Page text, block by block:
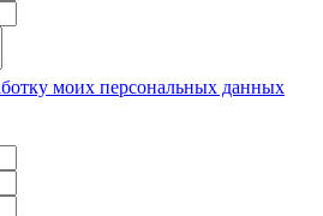
моих персональных данных